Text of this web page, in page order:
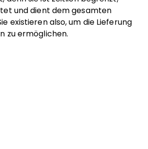
und dient dem gesamten
existieren also, um die Lieferung
zu ermöglichen.